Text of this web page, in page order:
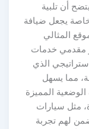
أن تلبية
يجعل ضيافة
المثالي
مقدمي خدمات
الذي
مما يسهل
المميزة
مثل سيارات
لهم تجربة